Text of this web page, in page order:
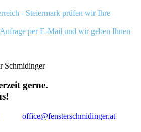
- Steiermark prüfen wir Ihre
per E-Mail und wir geben Ihnen
gerne.
office@fensterschmidinger.at